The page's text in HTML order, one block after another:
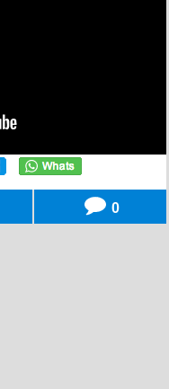
0